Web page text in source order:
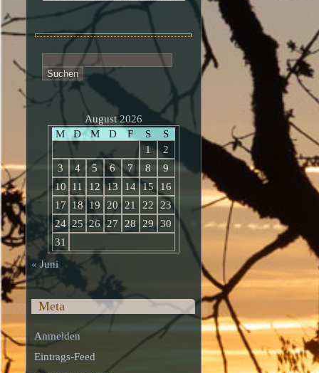
nach:
August 2026
M
D M D F S
S
1
2
3
4 5 6 7 8
9
10
11 12 13 14 15
16
17
18 19 20 21 22
23
24 25 26 27 28 29
30
31
« Juni
Meta
Anmelden
Eintrags-Feed